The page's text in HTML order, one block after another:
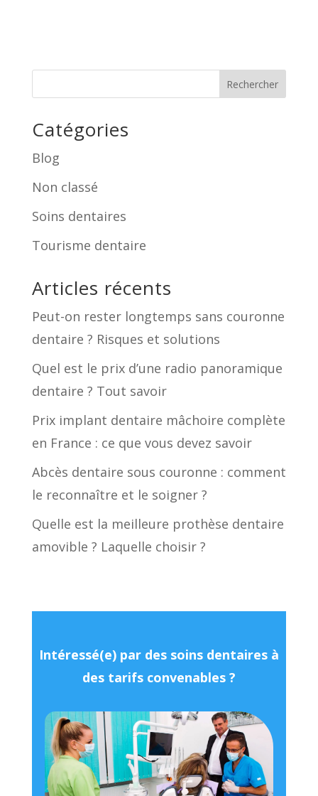
Rechercher
Catégories
Blog
Non classé
Soins dentaires
Tourisme dentaire
Articles récents
Peut-on rester longtemps sans couronne
dentaire ? Risques et solutions
Quel est le prix d’une radio panoramique
dentaire ? Tout savoir
Prix implant dentaire mâchoire complète
en France : ce que vous devez savoir
Abcès dentaire sous couronne : comment
le reconnaître et le soigner ?
Quelle est la meilleure prothèse dentaire
amovible ? Laquelle choisir ?
Intéressé(e) par des soins dentaires à
des tarifs convenables ?